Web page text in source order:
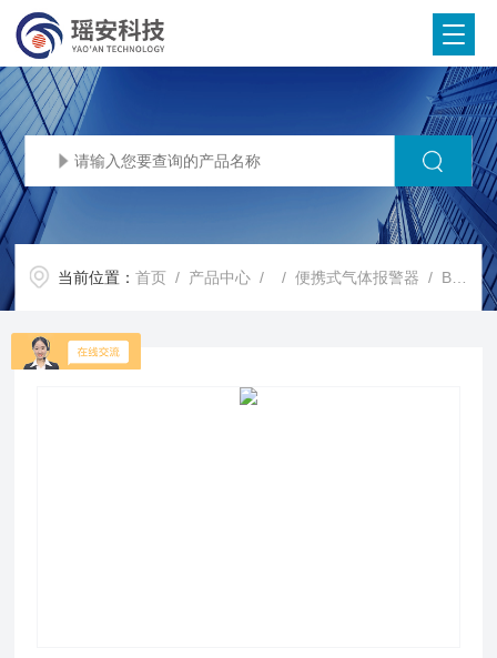
当前位置：首页 / 产品中心 / /便携式气体报警器 / BTQ-YA-CDX4便携四合一气体检测报警仪 下水道气体 检测